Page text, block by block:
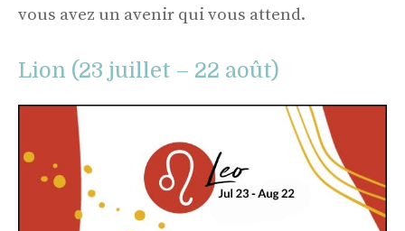
vous avez un avenir qui vous attend.
Lion (23 juillet – 22 août)